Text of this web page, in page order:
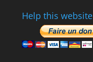
Help this website